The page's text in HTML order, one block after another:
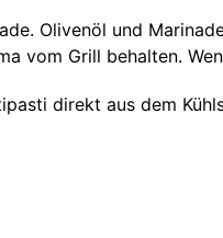
Olivenöl und
vom Grill behalten.
direkt aus dem